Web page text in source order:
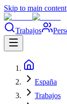
Skip to main content
Trabajos
España
Trabajos